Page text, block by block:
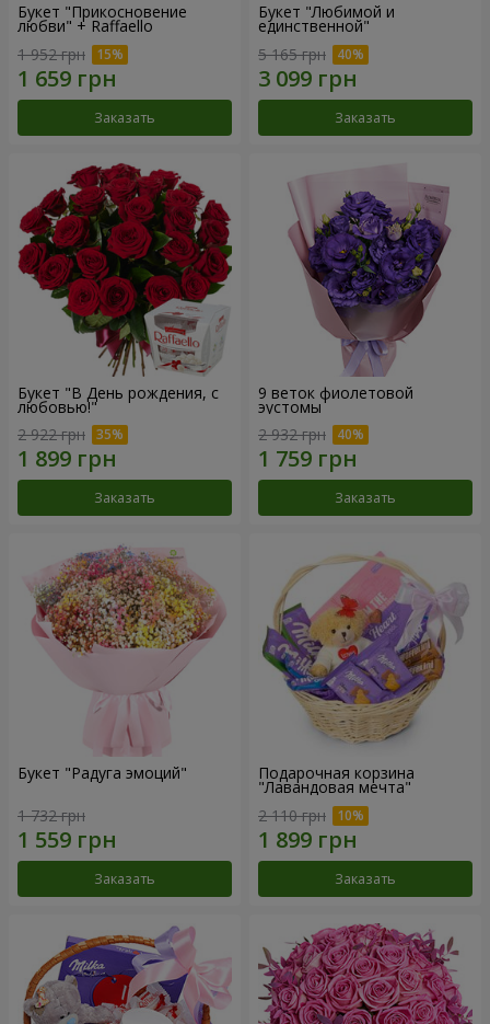
Букет "Прикосновение
любви" + Raffaello
1 952 грн
Заказать
Букет "Любимой и
единственной"
5 165 грн
Заказать
Букет "В День рождения, с
любовью!"
2 922 грн
Заказать
9 веток фиолетовой
эустомы
2 932 грн
Заказать
Букет "Радуга эмоций"
1 732 грн
Заказать
Подарочная корзина
"Лавандовая мечта"
2 110 грн
Заказать